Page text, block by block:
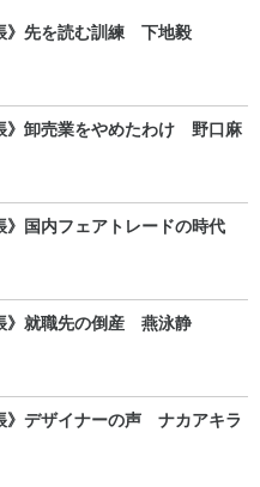
》先を読む訓練 下地毅
》卸売業をやめたわけ 野口麻
》国内フェアトレードの時代
》就職先の倒産 燕泳静
》デザイナーの声 ナカアキラ